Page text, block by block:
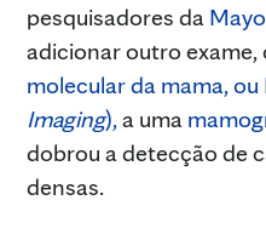
pesquisadores da
adicionar outro exame,
molecular da mama, ou
Imaging),a uma
dobrou a detecção de
densas.